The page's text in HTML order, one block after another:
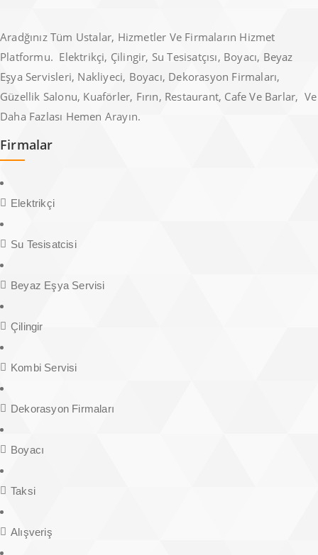
Aradğınız Tüm Ustalar, Hizmetler Ve Firmaların Hizmet
Platformu. Elektrikçi, Çilingir, Su Tesisatçısı, Boyacı, Beyaz
Eşya Servisleri, Nakliyeci, Boyacı, Dekorasyon Firmaları,
Güzellik Salonu, Kuaförler, Fırın, Restaurant, Cafe Ve Barlar, Ve
Daha Fazlası Hemen Arayın.
Firmalar
Elektrikçi
Su Tesisatcisi
Beyaz Eşya Servisi
Çilingir
Kombi Servisi
Dekorasyon Firmaları
Boyacı
Taksi
Alışveriş